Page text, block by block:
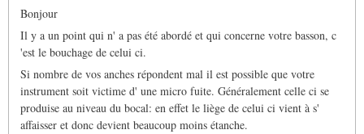
Bonjour
Il y a un point qui n' a pas été abordé et qui concerne votre basson, c
'est le bouchage de celui ci.
Si nombre de vos anches répondent mal il est possible que votre
instrument soit victime d' une micro fuite. Généralement celle ci se
produise au niveau du bocal: en effet le liège de celui ci vient à s'
affaisser et donc devient beaucoup moins étanche.